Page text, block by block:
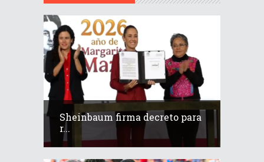
Sheinbaum firma decreto para
r...